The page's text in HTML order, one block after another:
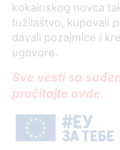
kokainskog novca
tužilaštvo, kupovali
davali pozajmice i
ugovore.
Sve vesti sa
pročitajte ovde.